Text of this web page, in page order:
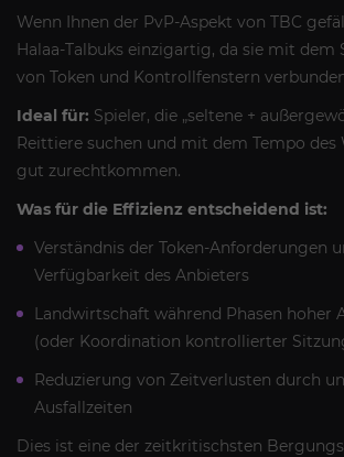
Wenn Ihnen der PvP-Aspekt von TBC
Halaa-Talbuks einzigartig, da sie mit dem
von Token und Kontrollfenstern
Ideal für: Spieler, die „seltene +
Reittiere suchen und mit dem Tempo des
gut zurechtkommen.
Was für die Effizienz entscheidend ist:
Verständnis der Token-Anforderungen
Verfügbarkeit des Anbieters
Landwirtschaft während Phasen hoher
(oder Koordination kontrollierter
Reduzierung von Zeitverlusten durch
Ausfallzeiten
Dies ist eine der zeitkritischsten